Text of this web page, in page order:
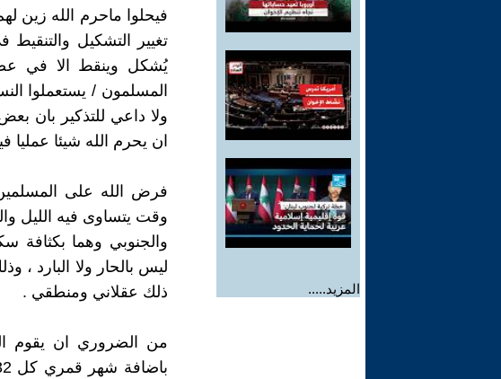
المزيد.....
فيحلوا ماحرم الله زين
تغيير التشكيل
يُشكل وينقط الا في
المسلمون / يستعملوا
ولا داعي للتذكير بان
ان يحرم الله شيئا عمليا
فرض الله على
وقت يتساوى فيه الليل
والجنوبي وهما
ليس بالحار ولا البارد ،
ذلك عقلاني ومنطقي .
من الضروري ان يقوم